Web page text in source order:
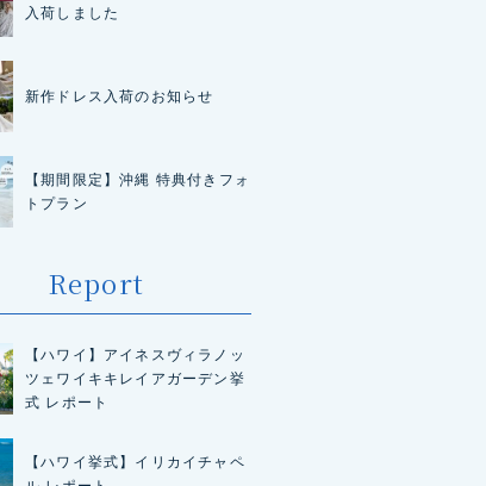
入荷しました
新作ドレス入荷のお知らせ
【期間限定】沖縄 特典付きフォ
トプラン
Report
【ハワイ】アイネスヴィラノッ
ツェワイキキレイアガーデン挙
式 レポート
【ハワイ挙式】イリカイチャペ